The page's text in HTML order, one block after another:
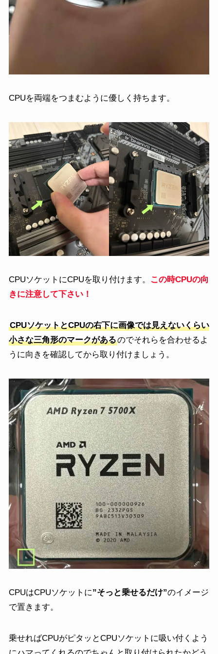
CPUを両端をつまむように優しく持ちます。
CPUソケットにCPUを取り付けます。
この時CPUの向
きに注意して下さい！
CPUソケットとCPUの右下に画像では見えないくらい
小さな三角形のマークがあるのでそれらを合わせるよ
うに向きを確認してから取り付けましょう。
CPUはCPUソケットに”そっと乗せるだけ”のイメージ
で置きます。
乗せればCPUがピタッとCPUソケットに吸い付くよう